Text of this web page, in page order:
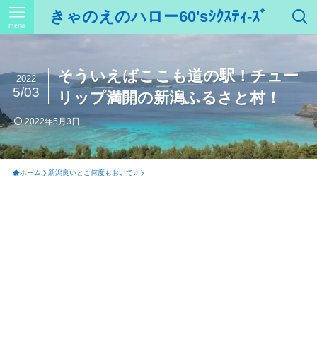
きゃのえのハロー60'sｼｸｽﾃｨ-ｽﾞ
menu
そういえばここも道の駅！チュー
リップ満開の新潟ふるさと村！
2022
5/03
2022年5月3日
ホーム 新潟良いとこ何度もおいで♫